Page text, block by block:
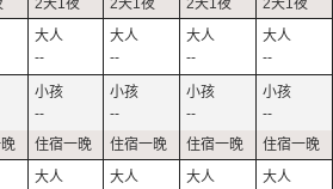
--
--
--
--
--
--
--
--